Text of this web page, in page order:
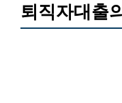
퇴직자대출